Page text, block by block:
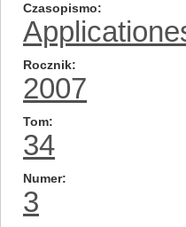
Czasopismo
Rocznik
2007
Tom
34
Numer
3